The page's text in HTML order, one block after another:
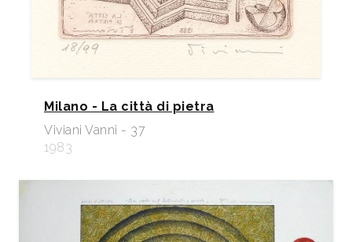
Milano - La città di pietra
Viviani Vanni - 37
1983